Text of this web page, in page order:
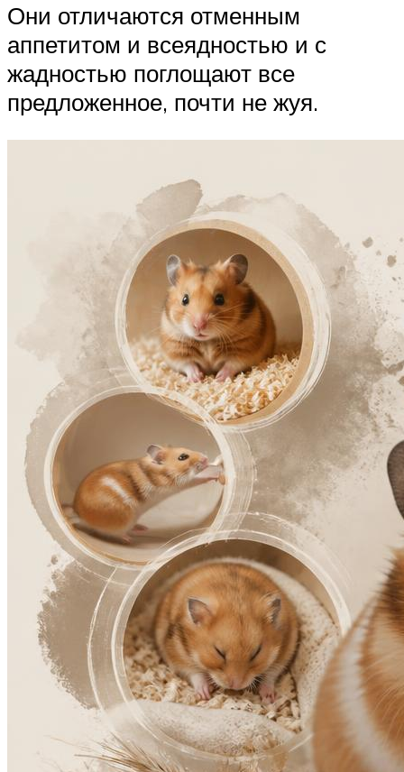
Они отличаются отменным
аппетитом и всеядностью и с
жадностью поглощают все
предложенное, почти не жуя.